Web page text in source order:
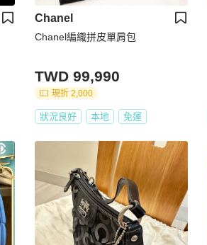
Chanel
Chanel編織拼皮單肩包
TWD 99,990
現折 2,000
狀況良好 本地 免運